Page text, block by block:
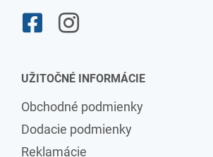
UŽITOČNÉ INFORMÁCIE
Obchodné podmienky
Dodacie podmienky
Reklamácie